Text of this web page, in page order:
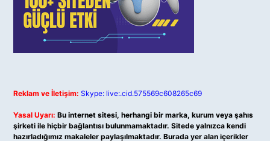
Reklam ve İletişim: Skype: live:.cid.575569c608265c69
Yasal Uyarı: Bu internet sitesi, herhangi bir marka, kurum veya şahıs
şirketi ile hiçbir bağlantısı bulunmamaktadır. Sitede yalnızca kendi
hazırladığımız makaleler paylaşılmaktadır. Burada yer alan içerikler